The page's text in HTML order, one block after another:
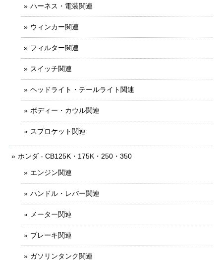
ハーネス・電装関連
ウィンカー関連
フィルター関連
スイッチ関連
ヘッドライト・テールライト関連
ボディー・カウル関連
スプロケット関連
ホンダ - CB125K・175K・250・350
エンジン関連
ハンドル・レバー関連
メーター関連
ブレーキ関連
ガソリンタンク関連